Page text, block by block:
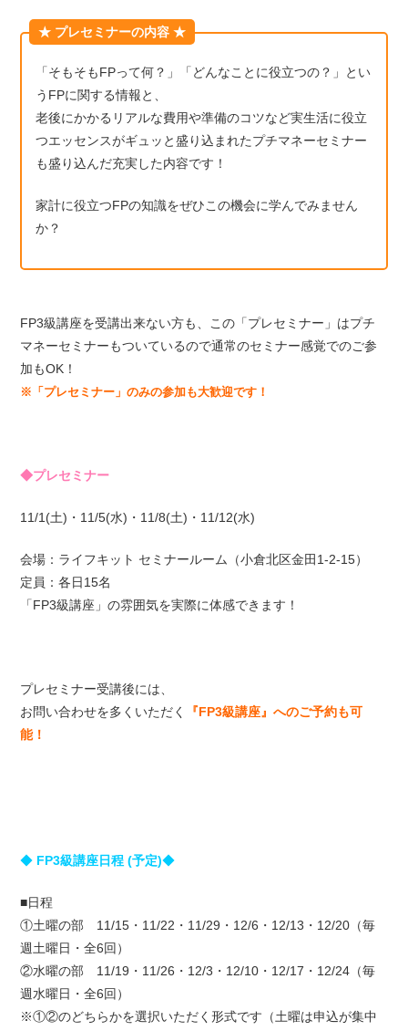
★ プレセミナーの内容 ★
「そもそもFPって何？」「どんなことに役立つの？」とい
うFPに関する情報と、
老後にかかるリアルな費用や準備のコツなど実生活に役立
つエッセンスがギュッと盛り込まれたプチマネーセミナー
も盛り込んだ充実した内容です！
家計に役立つFPの知識をぜひこの機会に学んでみません
か？
FP3級講座を受講出来ない方も、この「プレセミナー」はプチ
マネーセミナーもついているので通常のセミナー感覚でのご参
加もOK！
※「プレセミナー」のみの参加も大歓迎です！
◆プレセミナー
11/1(土)・11/5(水)・11/8(土)・11/12(水)
会場：ライフキット セミナールーム（小倉北区金田1-2-15）
定員：各日15名
「FP3級講座」の雰囲気を実際に体感できます！
プレセミナー受講後には、
お問い合わせを多くいただく
『FP3級講座』へのご予約も可
能！
◆ FP3級講座日程 (予定)◆
■日程
①土曜の部 11/15・11/22・11/29・12/6・12/13・12/20（毎
週土曜日・全6回）
②水曜の部 11/19・11/26・12/3・12/10・12/17・12/24（毎
週水曜日・全6回）
※①②のどちらかを選択いただく形式です（土曜は申込が集中